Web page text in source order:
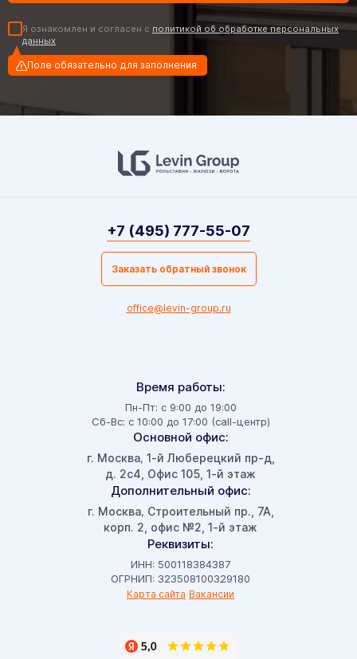
Я ознакомлен и согласен с политикой об обработке персональных
данных
Поле обязательно для заполнения
Время работы:
Пн-Пт: с 9:00 до 19:00
Сб-Вс: с 10:00 до 17:00 (call-центр)
Основной офис:
г. Москва, 1-й Люберецкий пр-д,
д. 2с4, Офис 105, 1-й этаж
Дополнительный офис:
г. Москва, Строительный пр., 7А,
корп. 2, офис №2, 1-й этаж
Реквизиты:
ИНН: 500118384387
ОГРНИП: 323508100329180
Карта сайта Вакансии
+7 (495) 777-55-07
Заказать обратный звонок
office@levin-group.ru